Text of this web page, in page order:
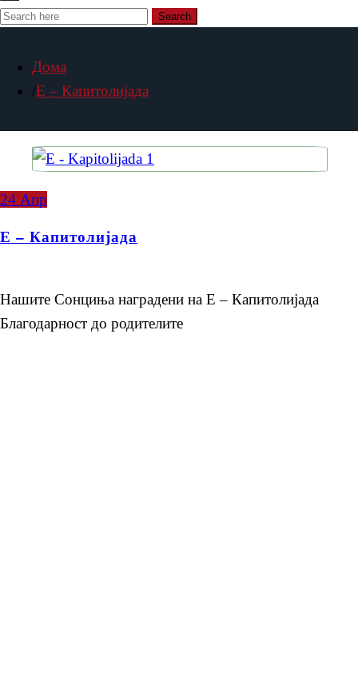
Search
Дома
Е – Капитолијада
24 Апр
Е – Капитолијада
Нашите Сонциња наградени на Е – Капитолијада
Благодарност до родителите